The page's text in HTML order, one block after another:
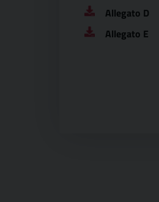
Allegato D
Allegato E